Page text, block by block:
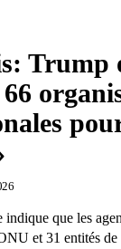
Trump
que les
et 31 entités